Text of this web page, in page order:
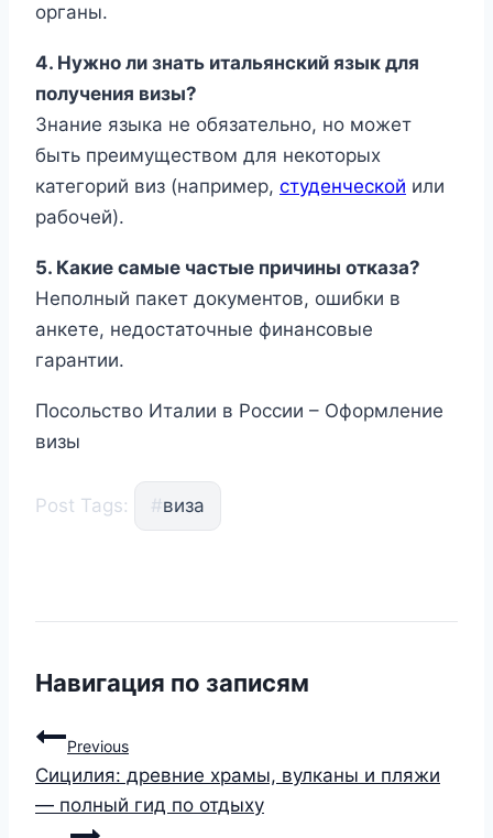
органы.
4. Нужно ли знать итальянский язык для
получения визы?
Знание языка не обязательно, но может
быть преимуществом для некоторых
категорий виз (например, студенческой или
рабочей).
5. Какие самые частые причины отказа?
Неполный пакет документов, ошибки в
анкете, недостаточные финансовые
гарантии.
Посольство Италии в России – Оформление
визы
Post Tags: #виза
Навигация по записям
Previous
Сицилия: древние храмы, вулканы и пляжи
— полный гид по отдыху